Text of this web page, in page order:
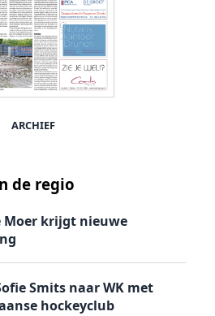
ARCHIEF
de regio
Moer krijgt nieuwe
Smits naar WK met
hockeyclub